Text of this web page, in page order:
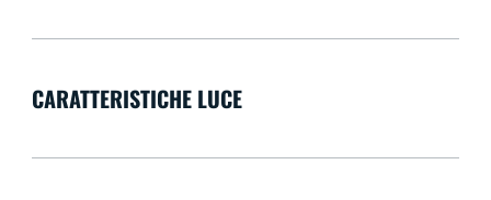
CARATTERISTICHE LUCE